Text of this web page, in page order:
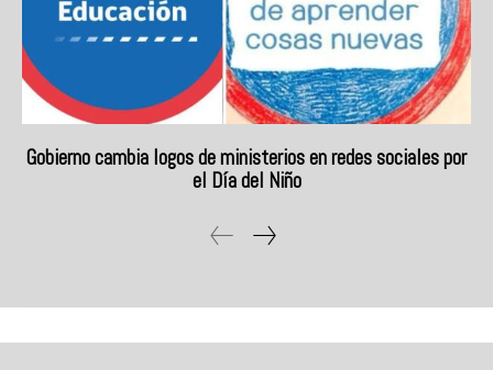
Gobierno cambia logos de ministerios en redes sociales por
el Día del Niño